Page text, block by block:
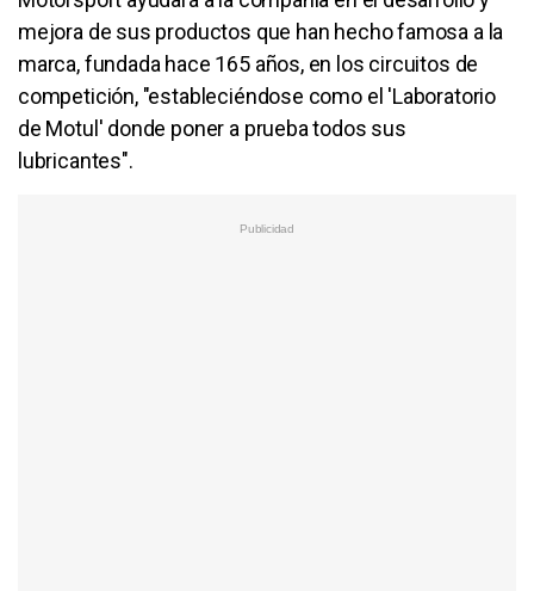
mejora de sus productos que han hecho famosa a la
marca, fundada hace 165 años, en los circuitos de
competición, "estableciéndose como el 'Laboratorio
de Motul' donde poner a prueba todos sus
lubricantes".